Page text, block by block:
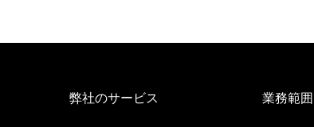
弊社のサービス 業務範囲